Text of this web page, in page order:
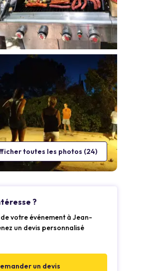
toutes les photos (24)
?
votre événement à Jean-
un devis personnalisé
un devis